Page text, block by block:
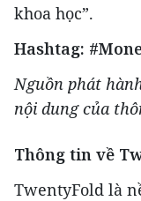
khoa học”.
Hashtag:
Nguồn phát
nội dung của
Thông tin về
TwentyFold là